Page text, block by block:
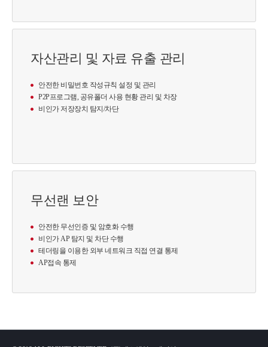
자산관리 및 자료 유출 관리
안전한 비밀번호 작성규칙 설정 및 관리
P2P프로그램, 공유폴더 사용 현황 관리 및 차장
비인가 저장장치 탐지/차단
무선랜 보안
안전한 무선인증 및 암호화 수행
비인가 AP 탐지 및 차단 수행
테더링을 이용한 외부 네트워크 직접 연결 통제
AP접속 통제